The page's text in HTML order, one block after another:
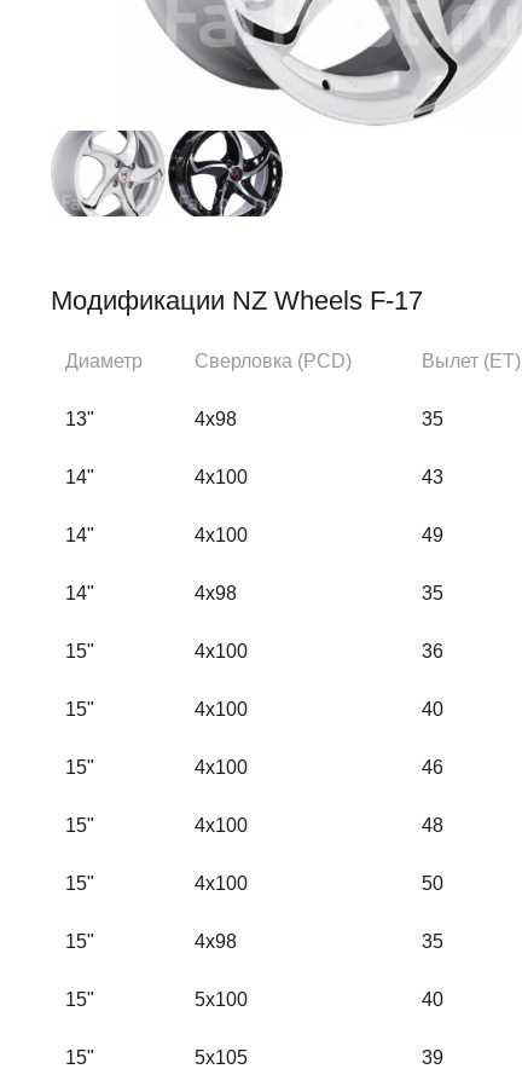
Модификации NZ Wheels F-17
Диаметр Сверловка (PCD) Вылет (ЕТ)
13" 4x98 35
14" 4x100 43
14" 4x100 49
14" 4x98 35
15" 4x100 36
15" 4x100 40
15" 4x100 46
15" 4x100 48
15" 4x100 50
15" 4x98 35
15" 5x100 40
15" 5x105 39